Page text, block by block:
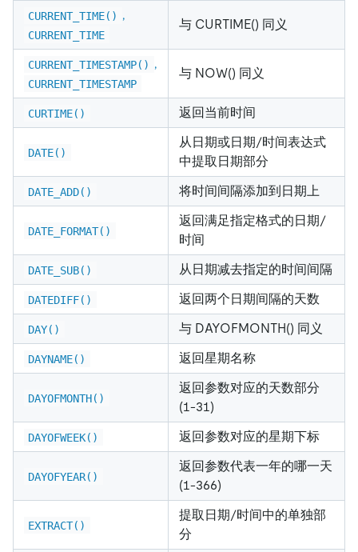
CURRENT_TIME() ,
CURRENT_TIME
与 CURTIME() 同义
CURRENT_TIMESTAMP() ,
CURRENT_TIMESTAMP
与 NOW() 同义
CURTIME() 返回当前时间
DATE()
从日期或日期/时间表达式
中提取日期部分
DATE_ADD() 将时间间隔添加到日期上
DATE_FORMAT()
返回满足指定格式的日期/
时间
DATE_SUB() 从日期减去指定的时间间隔
DATEDIFF() 返回两个日期间隔的天数
DAY() 与 DAYOFMONTH() 同义
DAYNAME() 返回星期名称
DAYOFMONTH()
返回参数对应的天数部分
(1-31)
DAYOFWEEK() 返回参数对应的星期下标
DAYOFYEAR()
返回参数代表一年的哪一天
(1-366)
EXTRACT()
提取日期/时间中的单独部
分